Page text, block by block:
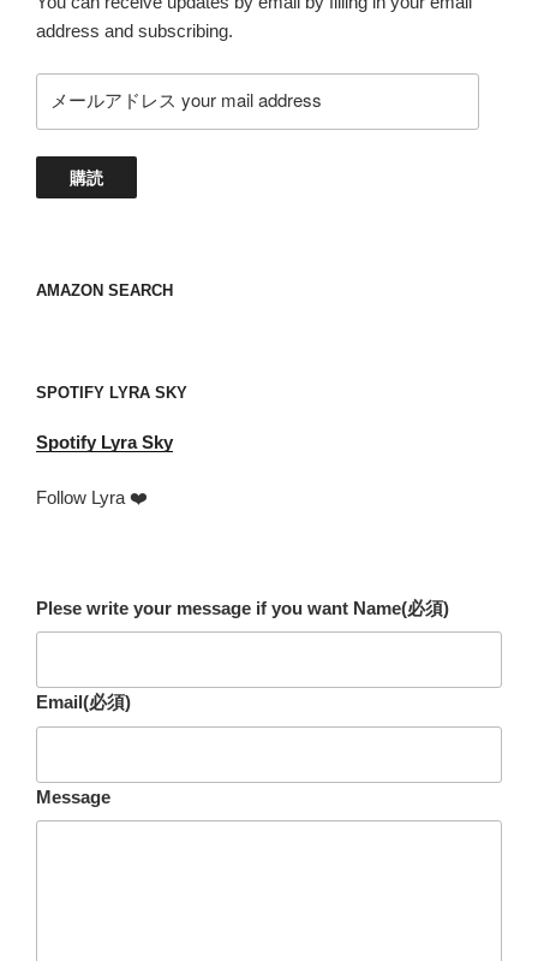
address and subscribing.
ー
ド
your
購読
AMAZON SEARCH
SPOTIFY LYRA SKY
Spotify Lyra Sky
Follow Lyra ❤️
Plese write your message if you want Name(必須)
Email(必須)
Message